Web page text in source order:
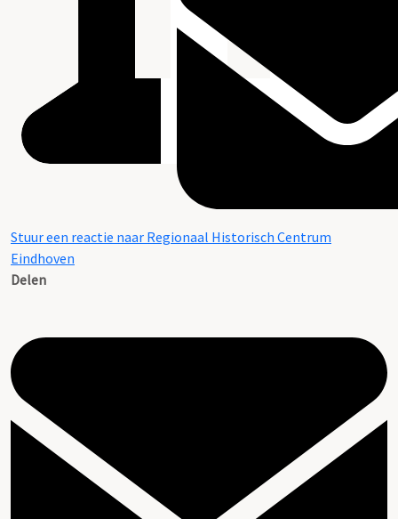
Stuur een reactie naar Regionaal Historisch Centrum
Eindhoven
Delen